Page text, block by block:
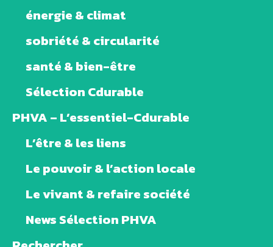
énergie & climat
sobriété & circularité
santé & bien-être
Sélection Cdurable
PHVA – L’essentiel-Cdurable
L’être & les liens
Le pouvoir & l’action locale
Le vivant & refaire société
News Sélection PHVA